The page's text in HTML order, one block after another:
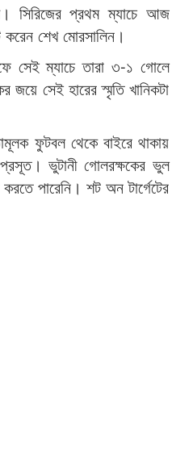
সিরিজের প্রথম ম্যাচে আজ
শেখ মোরসালিন।
সেই ম্যাচে তারা ৩-১ গোলে
সেই হারের স্মৃতি খানিকটা
ফুটবল থেকে বাইরে থাকায়
ভুটানী গোলরক্ষকের ভুল
পারেনি। শট অন টার্গেটের